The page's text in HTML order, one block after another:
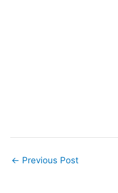
← Previous Post